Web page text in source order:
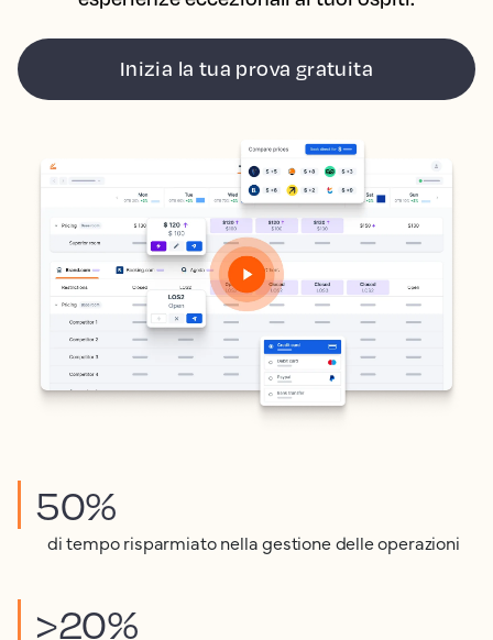
Inizia la tua prova gratuita
50%
di tempo risparmiato nella gestione delle operazioni
>20%